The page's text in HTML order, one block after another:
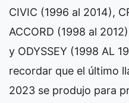
CIVIC (1996 al 2014),
ACCORD (1998 al
y ODYSSEY (1998 AL
recordar que el último
2023 se produjo para